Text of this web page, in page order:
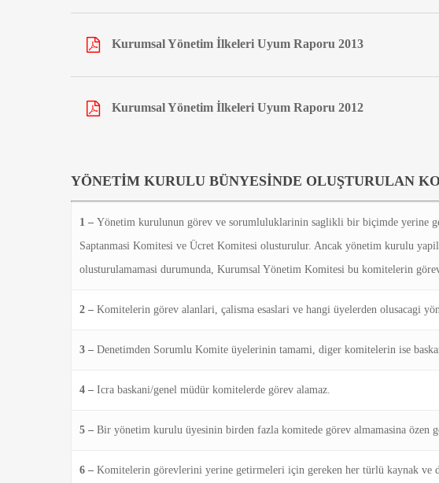
Kurumsal Yönetim İlkeleri Uyum Raporu 2013
Kurumsal Yönetim İlkeleri Uyum Raporu 2012
YÖNETİM KURULU BÜNYESİNDE OLUŞTURULAN
1 – Yönetim kurulunun görev ve sorumluluklarinin saglikli bir biçimde yerine
Saptanmasi Komitesi ve Ücret Komitesi olusturulur. Ancak yönetim kurulu
olusturulamamasi durumunda, Kurumsal Yönetim Komitesi bu komitelerin
2 –Komitelerin görev alanlari, çalisma esaslari ve hangi üyelerden olusacagi
3 – Denetimden Sorumlu Komite üyelerinin tamami, diger komitelerin ise
4 – Icra baskani/genel müdür komitelerde görev alamaz.
5 – Bir yönetim kurulu üyesinin birden fazla komitede görev almamasina özen
6 – Komitelerin görevlerini yerine getirmeleri için gereken her türlü kaynak